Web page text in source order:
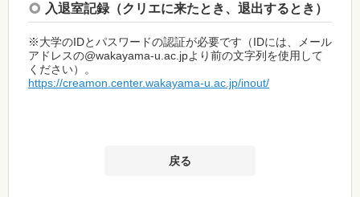
入退室記録（クリエに来たとき、退出するとき）
※大学のIDとパスワードの認証が必要です（IDには、メール
アドレスの@wakayama-u.ac.jpより前の文字列を使用して
ください）。
https://creamon.center.wakayama-u.ac.jp/inout/
戻る